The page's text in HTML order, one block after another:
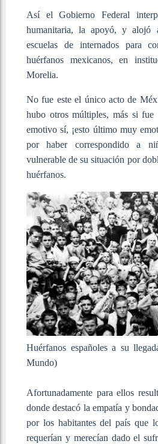
Así el Gobierno Federal
humanitaria, la apoyó, y alojó
escuelas de internados para
huérfanos mexicanos, en
Morelia.
No fue este el único acto de
hubo otros múltiples, más si fue
emotivo sí, ¡esto último muy
por haber correspondido a
vulnerable de su situación por
huérfanos.
Huérfanos españoles a su
Mundo)
Afortunadamente para ellos
donde destacó la empatía y
por los habitantes del país que
requerían y merecían dado el